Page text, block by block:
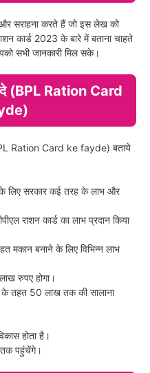
और सराहना करते हैं जो इस लेख को
कार्ड 2023 के बारे में बताना चाहते
सभी जानकारी मिल सके।
(BPL Ration Card
Ration Card ke fayde) बताये
के लिए सरकार कई तरह के लाभ और
राशन कार्ड का लाभ प्रदान किया
मकान बनाने के लिए विभिन्न लाभ
रुपए होगा।
के तहत 50 लाख तक की सालाना
होता है।
तक पहुंचेंगे।